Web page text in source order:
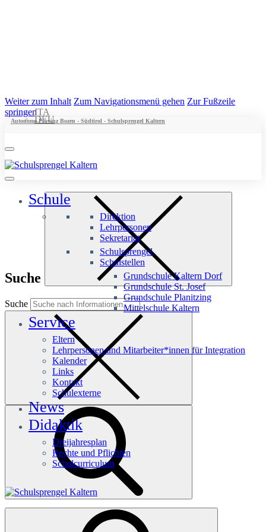
Weiter zum Inhalt Zum Navigationsmenü gehen Zur Fußzeile
springen
Autonome Provinz Bozen - Südtirol - Schulsprengel Kaltern
ITA
DEU
Schule
Direktion
Lehrpersonen
Sekretariat
Schulsprengel
Schulstellen
Grundschule Kaltern Dorf
Grundschule St. Josef
Grundschule Planitzing
Mittelschule Kaltern
Service
Eltern
Lehrpersonen und Mitarbeiter*innen für Integration
Kalender
Links
Kontakt
Schulexterne
News
Didaktik
Dreijahresplan
Rechte und Pflichten
Schulcurriculum
Suche
Suche
Häufige Suchanfragen